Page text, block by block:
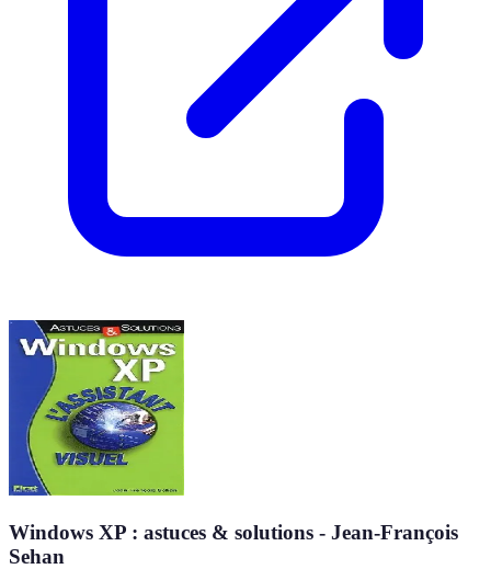
Windows XP : astuces & solutions - Jean-François
Sehan